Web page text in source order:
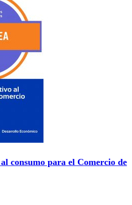
consumo para el Comercio de